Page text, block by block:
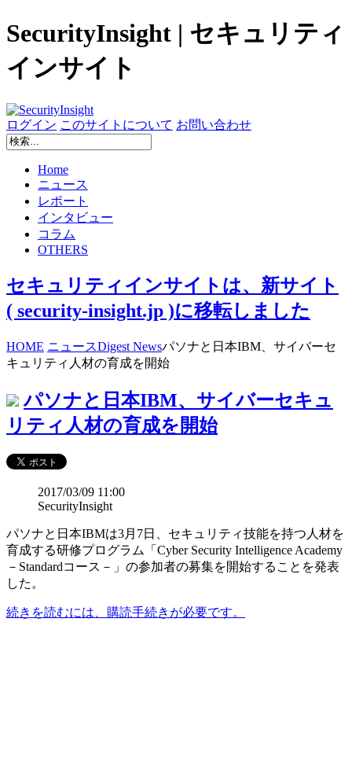
SecurityInsight | セキュリティ
インサイト
ログイン このサイトについて お問い合わせ
Home
ニュース
レポート
インタビュー
コラム
OTHERS
セキュリティインサイトは、新サイト
( security-insight.jp )に移転しました
HOME ニュースDigest Newsパソナと日本IBM、サイバーセ
キュリティ人材の育成を開始
パソナと日本IBM、サイバーセキュ
リティ人材の育成を開始
2017/03/09 11:00
SecurityInsight
パソナと日本IBMは3月7日、セキュリティ技能を持つ人材を
育成する研修プログラム「Cyber Security Intelligence Academy
－Standardコース－」の参加者の募集を開始することを発表
した。
続きを読むには、購読手続きが必要です。